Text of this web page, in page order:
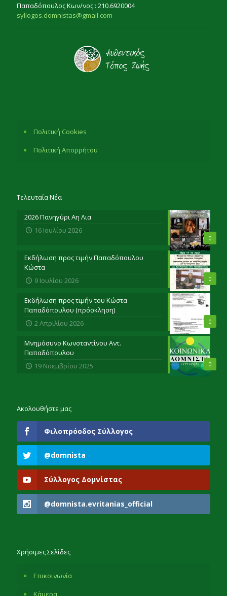
Παπαδόπουλος Κων/νος : 210.6920004
syllogos.domnistas@gmail.com
Πολιτική Cookies
Πολιτική Απορρήτου
Τελευταία Νέα
0
2026 Πανηγύρι Αη Λια
16 Ιουλίου 2026
0
Εκδήλωση προς τιμήν Παπαδόπουλου
Κώστα
9 Ιουλίου 2026
0
Εκδήλωση προς τιμήν του Κώστα
Παπαδόπουλου (πρόσκληση)
2 Απριλίου 2026
0
Μνημόσυνο Κωνσταντίνου Αντ.
Παπαδόπουλου
19 Νοεμβρίου 2025
Ακολουθήστε μας
Φιλοπρόοδος Σύλλογος
@domnista
Σύλλογος Δομνίστας
@domnista.evritanias_official
Χρήσιμες Σελίδες
Επικοινωνία
Κάμερα